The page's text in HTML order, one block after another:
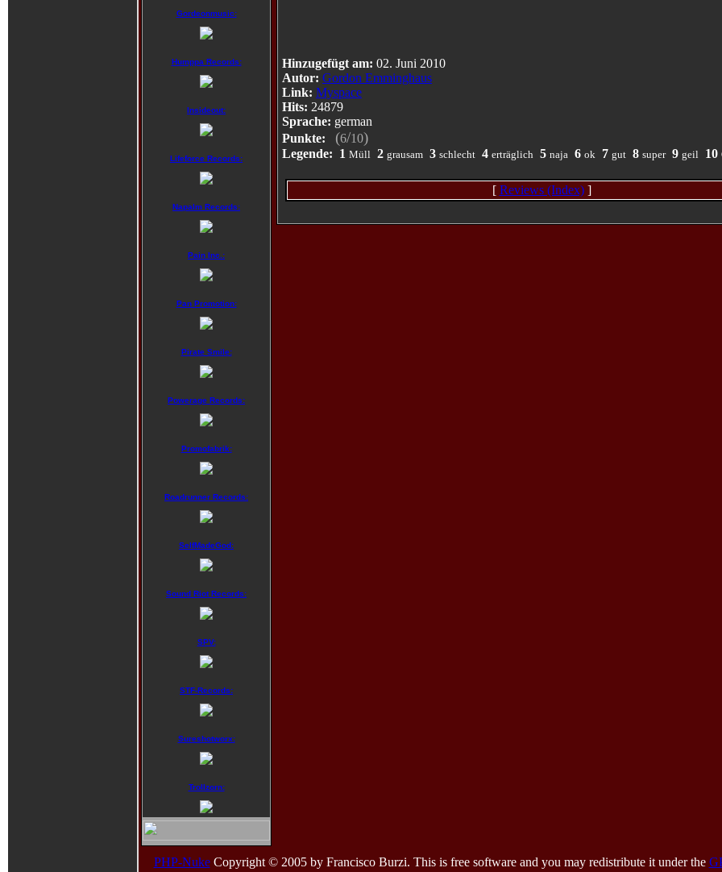
Gordeonmusic:
Humppa Records:
Insideout:
Lifeforce Records:
Napalm Records:
Pain Inc.:
Pan Promotion:
Pirate Smile:
Powerage Records:
Promofabrik:
Roadrunner Records:
SelfMadeGod:
Sound Riot Records:
SPV:
STF-Records:
Sureshotworx:
Trollzorn:
Hinzugefügt am: 02. Juni 2010
Autor: Gordon Emminghaus
Link: Myspace
Hits: 24879
Sprache: german
Punkte:
(6/10)
Legende: 1 Müll 2 grausam 3 schlecht 4 erträglich 5 naja 6 ok 7 gut 8 super 9 geil 10
[ Reviews (Index)]
PHP-NukeCopyright © 2005 by Francisco Burzi. This is free software and you may redistribute it under the